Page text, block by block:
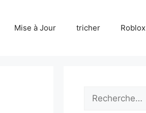
Mise à Jour tricher Roblox
Rechercher :